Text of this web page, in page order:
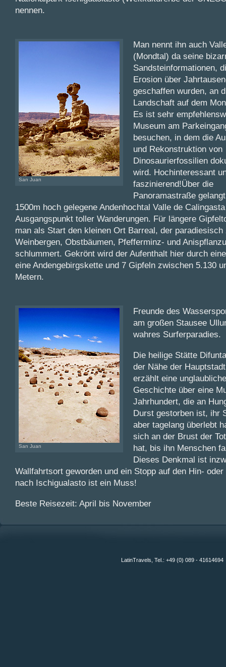
nennen.
San Juan
Man nennt ihn auch
(Mondtal) da seine
Sandsteinformationen,
Erosion über
geschaffen wurden, an
Landschaft auf dem
Es ist sehr
Museum am
besuchen, in dem die
und Rekonstruktion von
Dinosaurierfossilien
wird. Hochinteressant
faszinierend!Über die
Panoramastraße
1500m hoch gelegene Andenhochtal Valle de
Ausgangspunkt toller Wanderungen. Für längere
man als Start den kleinen Ort Barreal, der paradiesisch
Weinbergen, Obstbäumen, Pfefferminz- und
schlummert. Gekrönt wird der Aufenthalt hier durch
eine Andengebirgskette und 7 Gipfeln zwischen 5.130
Metern.
San Juan
Freunde des
am großen Stausee
wahres Surferparadies.
Die heilige Stätte
der Nähe der
erzählt eine unglaubliche
Geschichte über eine
Jahrhundert, die an
Durst gestorben ist, ihr
aber tagelang überlebt
sich an der Brust der
hat, bis ihn Menschen
Dieses Denkmal ist
Wallfahrtsort geworden und ein Stopp auf den Hin-
nach Ischigualasto ist ein Muss!
Beste Reisezeit: April bis November
LatinTravels, Tel.: +49 (0) 089 -